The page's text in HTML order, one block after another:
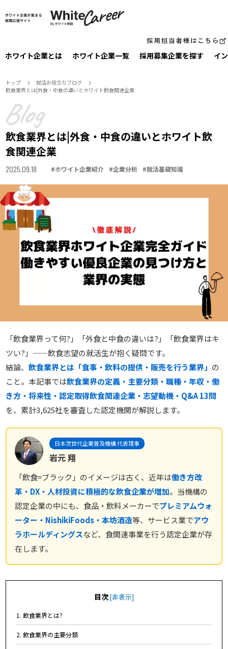
ホワイト企業とは ホワイト企業一覧 採⽤募集企業を探す イ
トップ
就活お役⽴ちブログ
飲食業界とは|外食・中食の違いとホワイト飲食関連企業
飲食業界とは|外食・中食の違いとホワイト飲
食関連企業
2025.09.18 #ホワイト企業紹介 #企業分析 #就活基礎知識
「飲食業界って何?」「外食と中食の違いは?」「飲食業界はキ
ツい?」——飲食志望の就活生が抱く疑問です。
結論、飲食業界とは「食事・飲料の提供・販売を行う業界」 の
こと。本記事では飲食業界の定義・主要分類・職種・年収・働
き方・将来性・認定取得飲食関連企業・志望動機・Q&A 13問
を、累計3,625社を審査した認定機関が解説します。
日本次世代企業普及機構 代表理事
岩元 翔
「飲食=ブラック」のイメージは古く、近年は働き方改
革・DX・人材投資に積極的な飲食企業が増加。当機構の
認定企業の中にも、食品・飲料メーカーでプレミアムウォ
ーター・NishikiFoods・本坊酒造等、サービス業でアウ
ラホールディングスなど、食関連事業を行う認定企業が存
在します。
目次[非表示]
1. 飲食業界とは?
2. 飲食業界の主要分類